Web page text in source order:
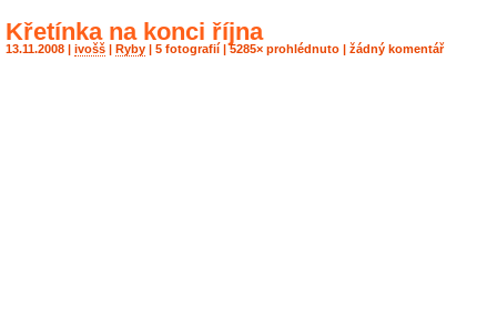
Křetínka na konci října
13.11.2008 | ivošš Ryby | 5 fotografií | 5285× prohlédnuto | žádný komentář